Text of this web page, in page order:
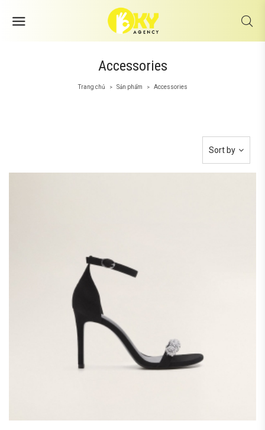
Accessories
Trang chủ > Sản phẩm > Accessories
Sort by